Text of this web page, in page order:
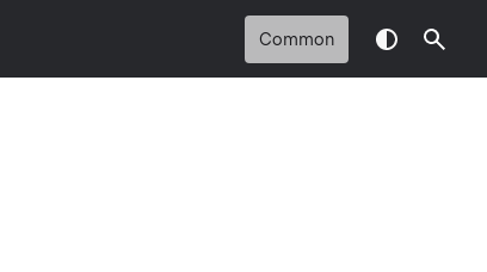
Common